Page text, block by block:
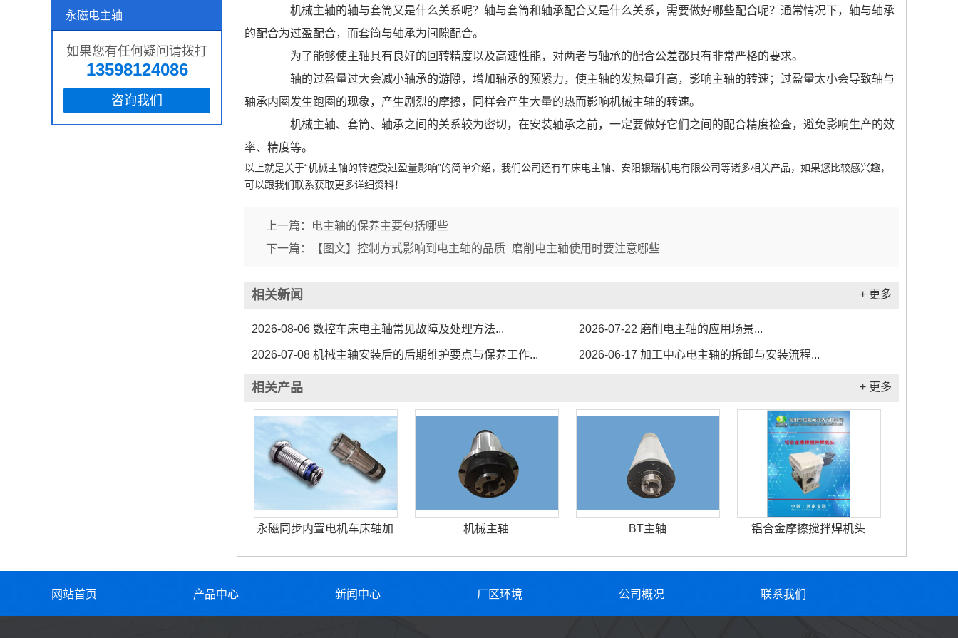
永磁电主轴
如果您有任何疑问请拨打
13598124086
咨询我们
机械主轴的轴与套筒又是什么关系呢？轴与套筒和轴承配合又是什么关系，需要做好哪些配合呢？通常情况下，轴与轴承
的配合为过盈配合，而套筒与轴承为间隙配合。
为了能够使主轴具有良好的回转精度以及高速性能，对两者与轴承的配合公差都具有非常严格的要求。
轴的过盈量过大会减小轴承的游隙，增加轴承的预紧力，使主轴的发热量升高，影响主轴的转速；过盈量太小会导致轴与
轴承内圈发生跑圈的现象，产生剧烈的摩擦，同样会产生大量的热而影响机械主轴的转速。
机械主轴、套筒、轴承之间的关系较为密切，在安装轴承之前，一定要做好它们之间的配合精度检查，避免影响生产的效
率、精度等。
以上就是关于“机械主轴的转速受过盈量影响”的简单介绍，我们公司还有车床电主轴、安阳银瑞机电有限公司等诸多相关产品，如果您比较感兴趣，
可以跟我们联系获取更多详细资料！
上一篇：
电主轴的保养主要包括哪些
下一篇：
【图文】控制方式影响到电主轴的品质_磨削电主轴使用时要注意哪些
相关新闻 + 更多
2026-08-06 数控车床电主轴常见故障及处理方法... 2026-07-22 磨削电主轴的应用场景...
2026-07-08 机械主轴安装后的后期维护要点与保养工作... 2026-06-17 加工中心电主轴的拆卸与安装流程...
相关产品 + 更多
永磁同步内置电机车床轴加 机械主轴 BT主轴 铝合金摩擦搅拌焊机头
网站首页 产品中心 新闻中心 厂区环境 公司概况 联系我们